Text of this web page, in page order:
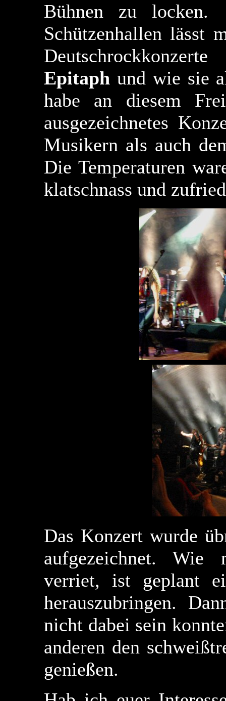
Bühnen zu
Schützenhallen lässt
Epitaph und wie sie
habe an diesem
ausgezeichnetes
Musikern als auch
Die Temperaturen
klatschnass und
Das Konzert wurde
aufgezeichnet.
verriet, ist geplant
herauszubringen.
nicht dabei sein
anderen den
genießen.